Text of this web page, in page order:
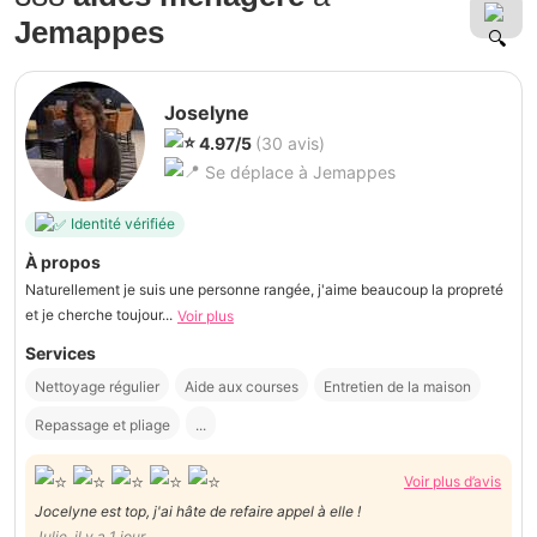
Jemappes
Joselyne
4.97/5 (30 avis)
Se déplace à Jemappes
Identité vérifiée
À propos
Naturellement je suis une personne rangée, j'aime beaucoup la propreté
et je cherche toujour... Voir plus
Services
Nettoyage régulier Aide aux courses Entretien de la maison
Repassage et pliage ...
Voir plus d’avis
Jocelyne est top, j'ai hâte de refaire appel à elle !